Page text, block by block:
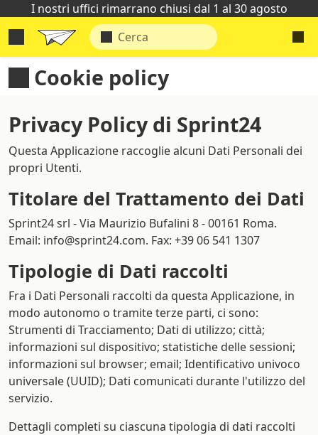
I nostri uffici rimarrano chiusi dal 1 al 30 agosto
Cookie policy
Privacy Policy di Sprint24
Questa Applicazione raccoglie alcuni Dati Personali dei
propri Utenti.
Titolare del Trattamento dei Dati
Sprint24 srl - Via Maurizio Bufalini 8 - 00161 Roma.
Email: info@sprint24.com. Fax: +39 06 541 1307
Tipologie di Dati raccolti
Fra i Dati Personali raccolti da questa Applicazione, in
modo autonomo o tramite terze parti, ci sono:
Strumenti di Tracciamento; Dati di utilizzo; città;
informazioni sul dispositivo; statistiche delle sessioni;
informazioni sul browser; email; Identificativo univoco
universale (UUID); Dati comunicati durante l'utilizzo del
servizio.
Dettagli completi su ciascuna tipologia di dati raccolti